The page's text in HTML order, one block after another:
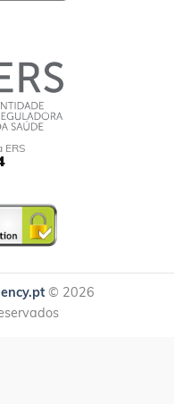
ERS
© 2026